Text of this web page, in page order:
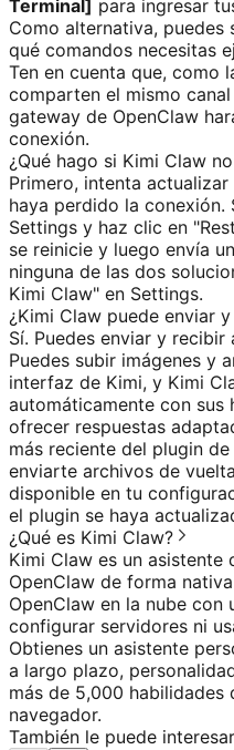
Terminal] para ingresar
Como alternativa, puedes
qué comandos necesitas
Ten en cuenta que, como
comparten el mismo
gateway de OpenClaw
conexión.
¿Qué hago si Kimi Claw
Primero, intenta
haya perdido la conexión.
Settings y haz clic en
se reinicie y luego envía
ninguna de las dos
Kimi Claw" en Settings.
¿Kimi Claw puede enviar
Sí. Puedes enviar y
Puedes subir imágenes y
interfaz de Kimi, y Kimi
automáticamente con sus
ofrecer respuestas
más reciente del plugin
enviarte archivos de
disponible en tu
el plugin se haya
¿Qué es Kimi Claw?
Kimi Claw es un asistente
OpenClaw de forma
OpenClaw en la nube con
configurar servidores ni
Obtienes un asistente
a largo plazo,
más de 5,000
navegador.
También le puede interesar